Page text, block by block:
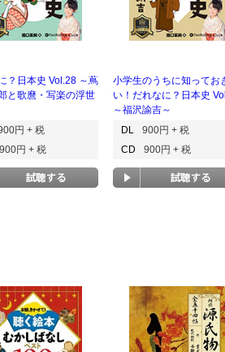
？日本史 Vol.28 ～蔦
と歌麿・写楽の浮世
円 + 税
900円 + 税
小学生のうちに知ってお
い！だれなに？日本史
～福沢諭吉～
DL
900円 + 税
CD
900円 + 税